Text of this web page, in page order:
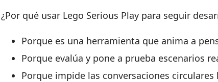
¿Por qué usar Lego Serious Play para seguir
Porque es una herramienta que anima a
Porque evalúa y pone a prueba escenarios
Porque impide las conversaciones circulares